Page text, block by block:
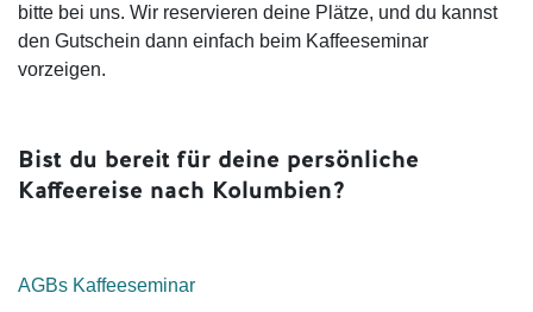
bitte bei uns. Wir reservieren deine Plätze, und du kannst
den Gutschein dann einfach beim Kaffeeseminar
vorzeigen.
Bist du bereit für deine persönliche
Kaffeereise nach Kolumbien?
AGBs Kaffeeseminar